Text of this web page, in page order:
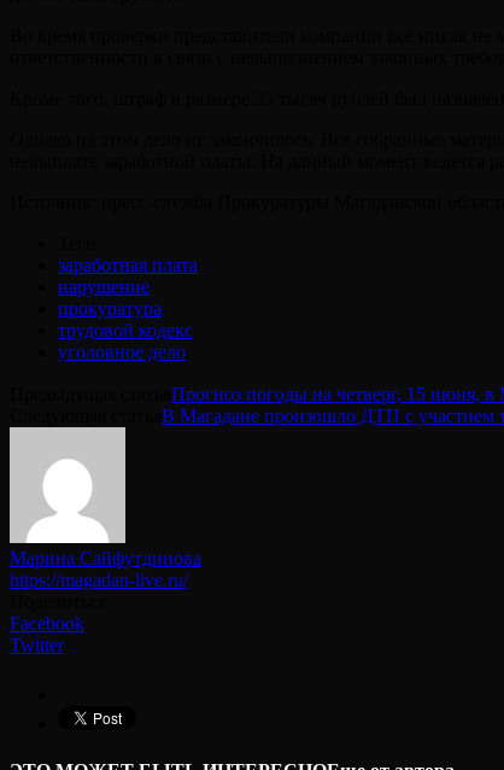
заработная плата
нарушение
прокуратура
трудовой кодекс
уголовное дело
Прогноз погоды на четверг, 15 июня, в
В Магадане произошло ДТП с участием
Марина Сайфутдинова
https://magadan-live.ru/
Facebook
Twitter